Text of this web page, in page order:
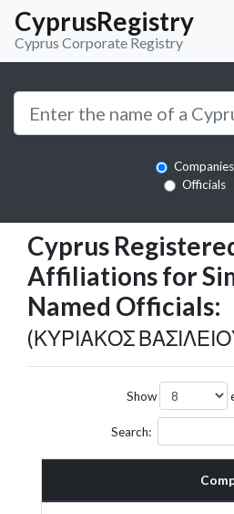
CyprusRegistry
Cyprus Corporate Registry
Companies
Officials
Cyprus
Affiliations for
Named Officials:
(ΚΥΡΙΑΚΟΣ
Show
Search: